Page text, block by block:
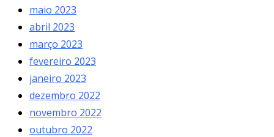
maio 2023
abril 2023
março 2023
fevereiro 2023
janeiro 2023
dezembro 2022
novembro 2022
outubro 2022